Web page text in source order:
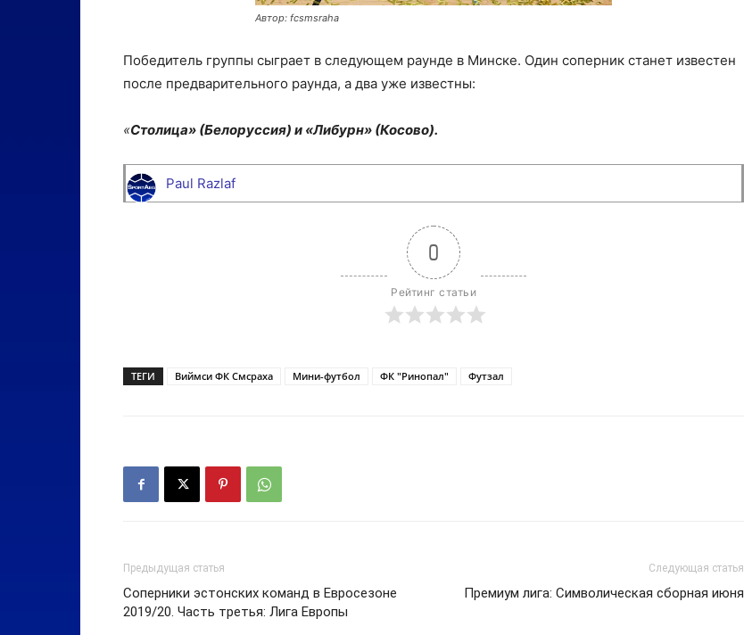
Автор: fcsmsraha
Победитель группы сыграет в следующем раунде в Минске. Один соперник станет известен
после предварительного раунда, а два уже известны:
«Столица» (Белоруссия) и «Либурн» (Косово).
Paul Razlaf
0
Рейтинг статьи
ТЕГИ Виймси ФК Смсраха Мини-футбол ФК "Ринопал" Футзал
Предыдущая статья
Соперники эстонских команд в Евросезоне
2019/20. Часть третья: Лига Европы
Следующая статья
Премиум лига: Символическая сборная июня